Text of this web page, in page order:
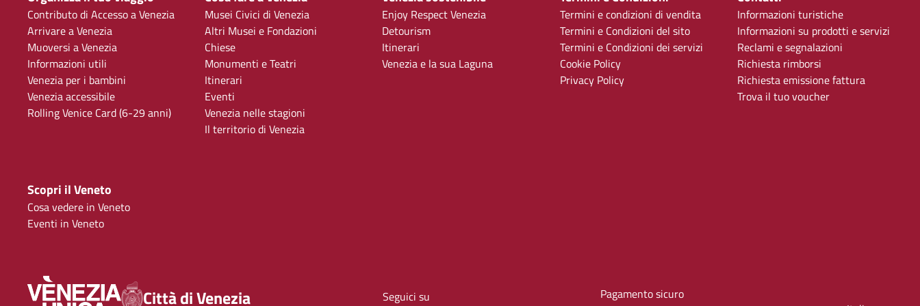
Contributo di Accesso a Venezia
Arrivare a Venezia
Muoversi a Venezia
Informazioni utili
Venezia per i bambini
Venezia accessibile
Rolling Venice Card (6-29 anni)
Musei Civici di Venezia
Altri Musei e Fondazioni
Chiese
Monumenti e Teatri
Itinerari
Eventi
Venezia nelle stagioni
Il territorio di Venezia
Enjoy Respect Venezia
Detourism
Itinerari
Venezia e la sua Laguna
Termini e condizioni di vendita
Termini e Condizioni del sito
Termini e Condizioni dei servizi
Cookie Policy
Privacy Policy
Informazioni turistiche
Informazioni su prodotti e servizi
Reclami e segnalazioni
Richiesta rimborsi
Richiesta emissione fattura
Trova il tuo voucher
Scopri il Veneto
Cosa vedere in Veneto
Eventi in Veneto
Città di Venezia Seguici su Pagamento sicuro